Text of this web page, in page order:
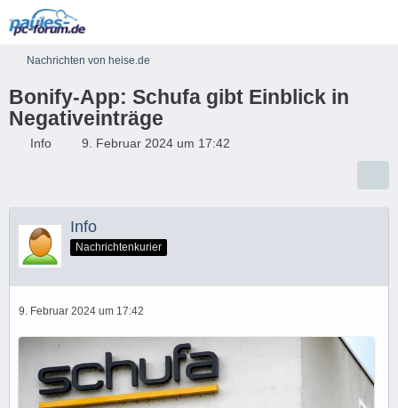
Nachrichten von heise.de
Bonify-App: Schufa gibt Einblick in
Negativeinträge
Info 9. Februar 2024 um 17:42
Info
Nachrichtenkurier
9. Februar 2024 um 17:42